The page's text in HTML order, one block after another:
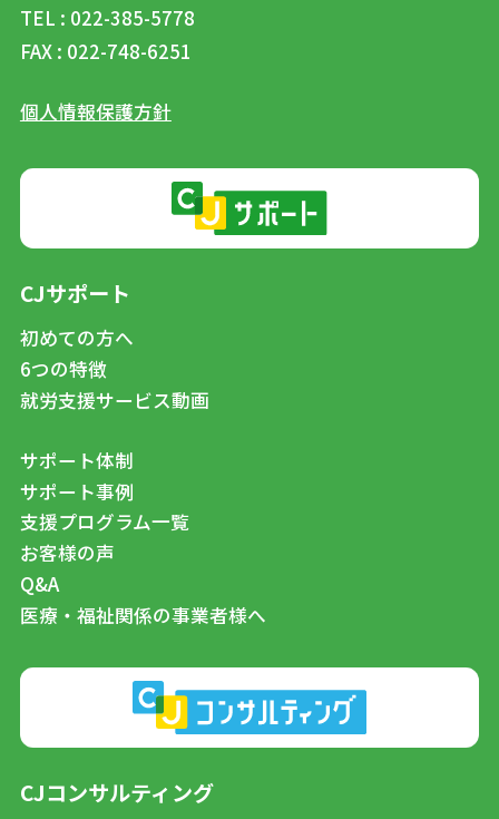
TEL : 022-385-5778
FAX : 022-748-6251
個人情報保護方針
CJサポート
初めての方へ
6つの特徴
就労支援サービス動画
サポート体制
サポート事例
支援プログラム一覧
お客様の声
Q&A
医療・福祉関係の事業者様へ
CJコンサルティング